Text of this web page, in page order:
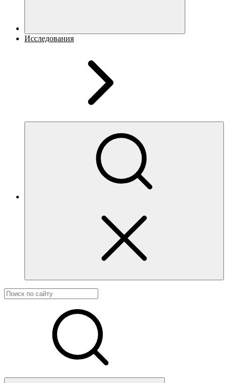
Исследования